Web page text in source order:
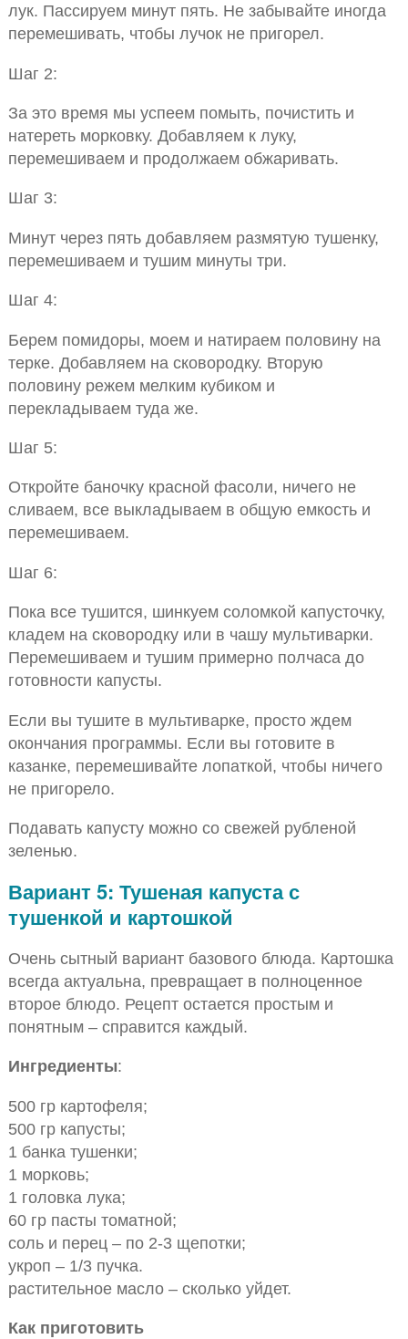
лук. Пассируем минут пять. Не забывайте иногда
перемешивать, чтобы лучок не пригорел.
Шаг 2:
За это время мы успеем помыть, почистить и
натереть морковку. Добавляем к луку,
перемешиваем и продолжаем обжаривать.
Шаг 3:
Минут через пять добавляем размятую тушенку,
перемешиваем и тушим минуты три.
Шаг 4:
Берем помидоры, моем и натираем половину на
терке. Добавляем на сковородку. Вторую
половину режем мелким кубиком и
перекладываем туда же.
Шаг 5:
Откройте баночку красной фасоли, ничего не
сливаем, все выкладываем в общую емкость и
перемешиваем.
Шаг 6:
Пока все тушится, шинкуем соломкой капусточку,
кладем на сковородку или в чашу мультиварки.
Перемешиваем и тушим примерно полчаса до
готовности капусты.
Если вы тушите в мультиварке, просто ждем
окончания программы. Если вы готовите в
казанке, перемешивайте лопаткой, чтобы ничего
не пригорело.
Подавать капусту можно со свежей рубленой
зеленью.
Вариант 5: Тушеная капуста с
тушенкой и картошкой
Очень сытный вариант базового блюда. Картошка
всегда актуальна, превращает в полноценное
второе блюдо. Рецепт остается простым и
понятным – справится каждый.
Ингредиенты:
500 гр картофеля;
500 гр капусты;
1 банка тушенки;
1 морковь;
1 головка лука;
60 гр пасты томатной;
соль и перец – по 2-3 щепотки;
укроп – 1/3 пучка.
растительное масло – сколько уйдет.
Как приготовить